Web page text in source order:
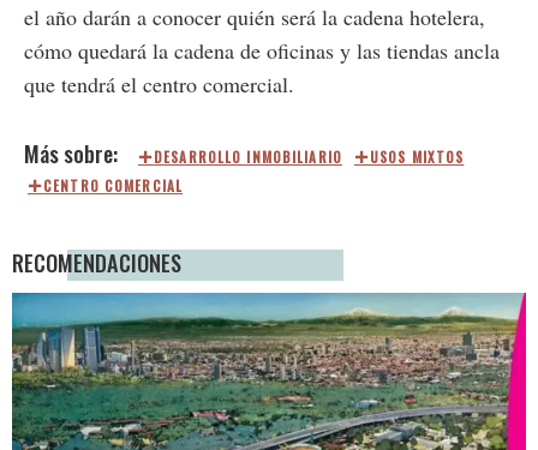
el año darán a conocer quién será la cadena hotelera,
cómo quedará la cadena de oficinas y las tiendas ancla
que tendrá el centro comercial.
DESARROLLO INMOBILIARIO
USOS MIXTOS
CENTRO COMERCIAL
RECOMENDACIONES